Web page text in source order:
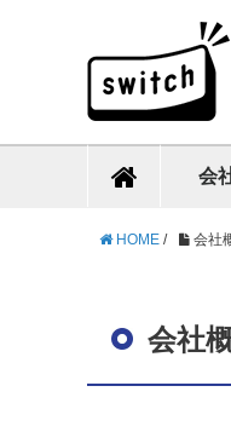
会
HOME / 会社
会社